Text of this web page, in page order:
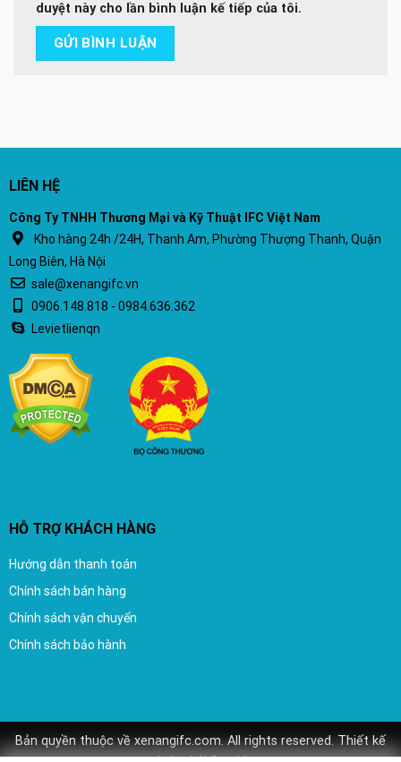
duyệt này cho lần bình luận kế tiếp của tôi.
LIÊN HỆ
Công Ty TNHH Thương Mại và Kỹ Thuật IFC Việt Nam
Kho hàng 24h /24H, Thanh Am, Phường Thượng Thanh, Quận
Long Biên, Hà Nội
sale@xenangifc.vn
0906.148.818 - 0984.636.362
Levietlienqn
HỖ TRỢ KHÁCH HÀNG
Hướng dẫn thanh toán
Chính sách bán hàng
Chính sách vận chuyển
Chính sách bảo hành
Bản quyền thuộc về xenangifc.com. All rights reserved.Thiết kế